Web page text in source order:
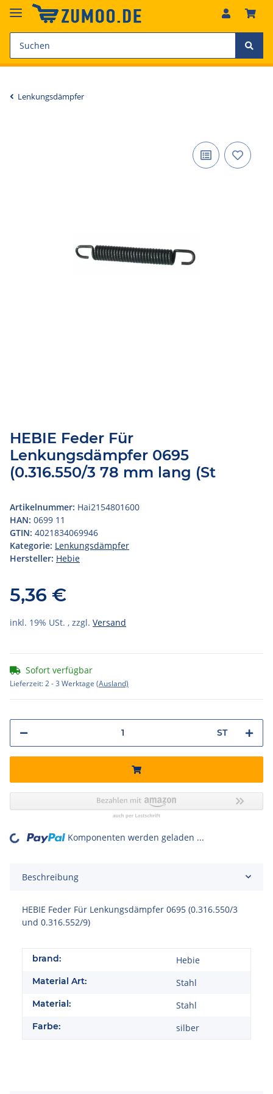
Lenkungsdämpfer
HEBIE Feder Für
Lenkungsdämpfer 0695
(0.316.550/3 78 mm lang (St
Artikelnummer: Hai2154801600
HAN: 0699 11
GTIN: 4021834069946
Kategorie: Lenkungsdämpfer
Hersteller: Hebie
5,36 €
inkl. 19% USt. , zzgl. Versand
Sofort verfügbar
Lieferzeit:2 - 3 Werktage (Ausland)
ST
Loading... Komponenten werden geladen ...
Beschreibung
HEBIE Feder Für Lenkungsdämpfer 0695 (0.316.550/3
und 0.316.552/9)
brand: Hebie
Material Art: Stahl
Material: Stahl
Farbe: silber